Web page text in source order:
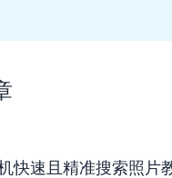
快速且精准搜索照片